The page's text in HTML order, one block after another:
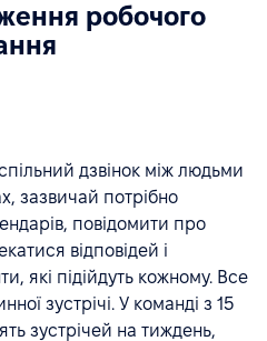
робочого
дзвінок між людьми
зазвичай потрібно
повідомити про
відповідей і
які підійдуть кожному. Все
зустрічі. У команді з 15
зустрічей на тиждень,